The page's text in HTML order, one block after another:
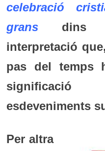
celebració
gransdins
interpretació
pas del temps
significació
esdeveniments
Per altra